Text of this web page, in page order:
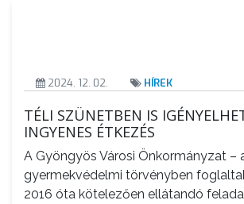
AZ
ÉPÜLŐ
VÁROS
FEJLESZTÉSEK
2024. 12. 02. HÍREK
TÉLI SZÜNETBEN IS
INGYENES ÉTKEZÉS
A Gyöngyös Városi Önkormányzat –
gyermekvédelmi törvényben
2016 óta kötelezően ellátandó